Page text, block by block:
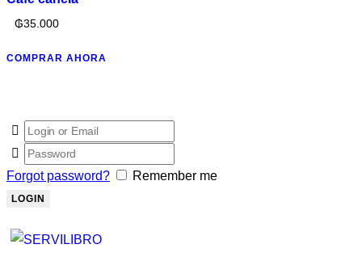
₲35.000
COMPRAR AHORA
Forgot password? Remember me